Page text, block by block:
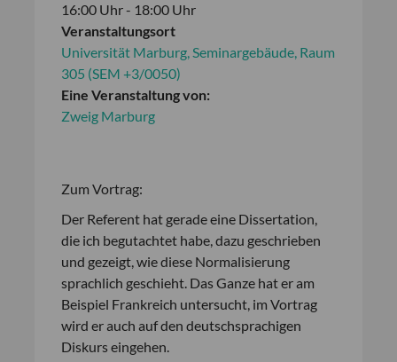
16:00 Uhr - 18:00 Uhr
Veranstaltungsort
Universität Marburg, Seminargebäude, Raum
305 (SEM +3/0050)
Eine Veranstaltung von:
Zweig Marburg
Zum Vortrag:
Der Referent hat gerade eine Dissertation,
die ich begutachtet habe, dazu geschrieben
und gezeigt, wie diese Normalisierung
sprachlich geschieht. Das Ganze hat er am
Beispiel Frankreich untersucht, im Vortrag
wird er auch auf den deutschsprachigen
Diskurs eingehen.